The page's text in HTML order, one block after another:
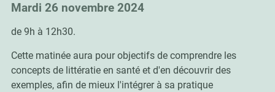
Mardi 26 novembre 2024
de 9h à 12h30.
Cette matinée aura pour objectifs de comprendre les
concepts de littératie en santé et d'en découvrir des
exemples, afin de mieux l'intégrer à sa pratique